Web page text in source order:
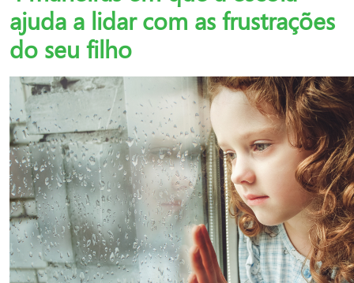
ajuda a lidar com as frustrações
do seu filho